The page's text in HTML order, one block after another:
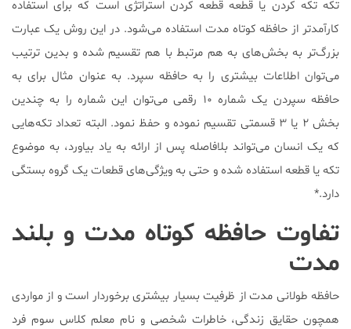
تکه تکه کردن یا قطعه قطعه کردن استراتژی است که برای استفاده
کارآمدتر از حافظه کوتاه مدت استفاده می‌شود. در این روش یک عبارت
بزرگ‌تر به بخش‌های به هم مرتبط با هم تقسیم شده و بدین ترتیب
می‌توان اطلاعات بیشتری را به حافظه سپرد. به عنوان مثال برای به
حافظه سپردن یک شماره ۱۰ رقمی می‌توان این شماره را به چندین
بخش ۲ یا ۳ قسمتی تقسیم نموده و حفظ نمود. البته تعداد تکه‌هایی
که یک انسان می‌تواند بلافاصله پس از ارائه به یاد بیاورد، به موضوع
تکه‌ یا قطعه استفاده شده و حتی به ویژگی‌های قطعات یک گروه بستگی
دارد.*
تفاوت حافظه کوتاه مدت و بلند
مدت
حافظه طولانی مدت از ظرفیت بسیار بیشتری برخوردار است و از مواردی
همچون حقایق زندگی، خاطرات شخصی و نام معلم کلاس سوم فرد